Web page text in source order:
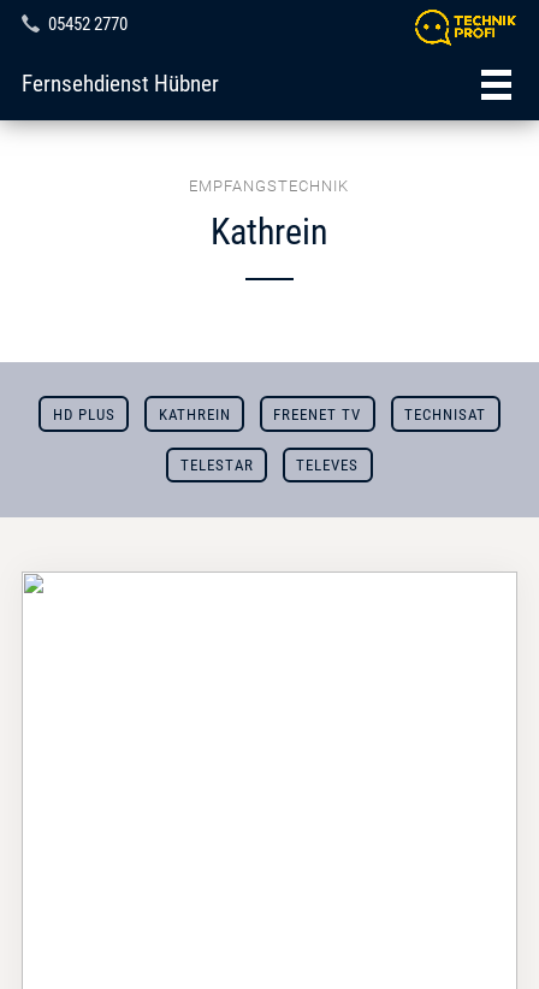
05452 2770
Fernsehdienst Hübner
EMPFANGSTECHNIK
Kathrein
HD PLUS KATHREIN FREENET TV TECHNISAT
TELESTAR TELEVES